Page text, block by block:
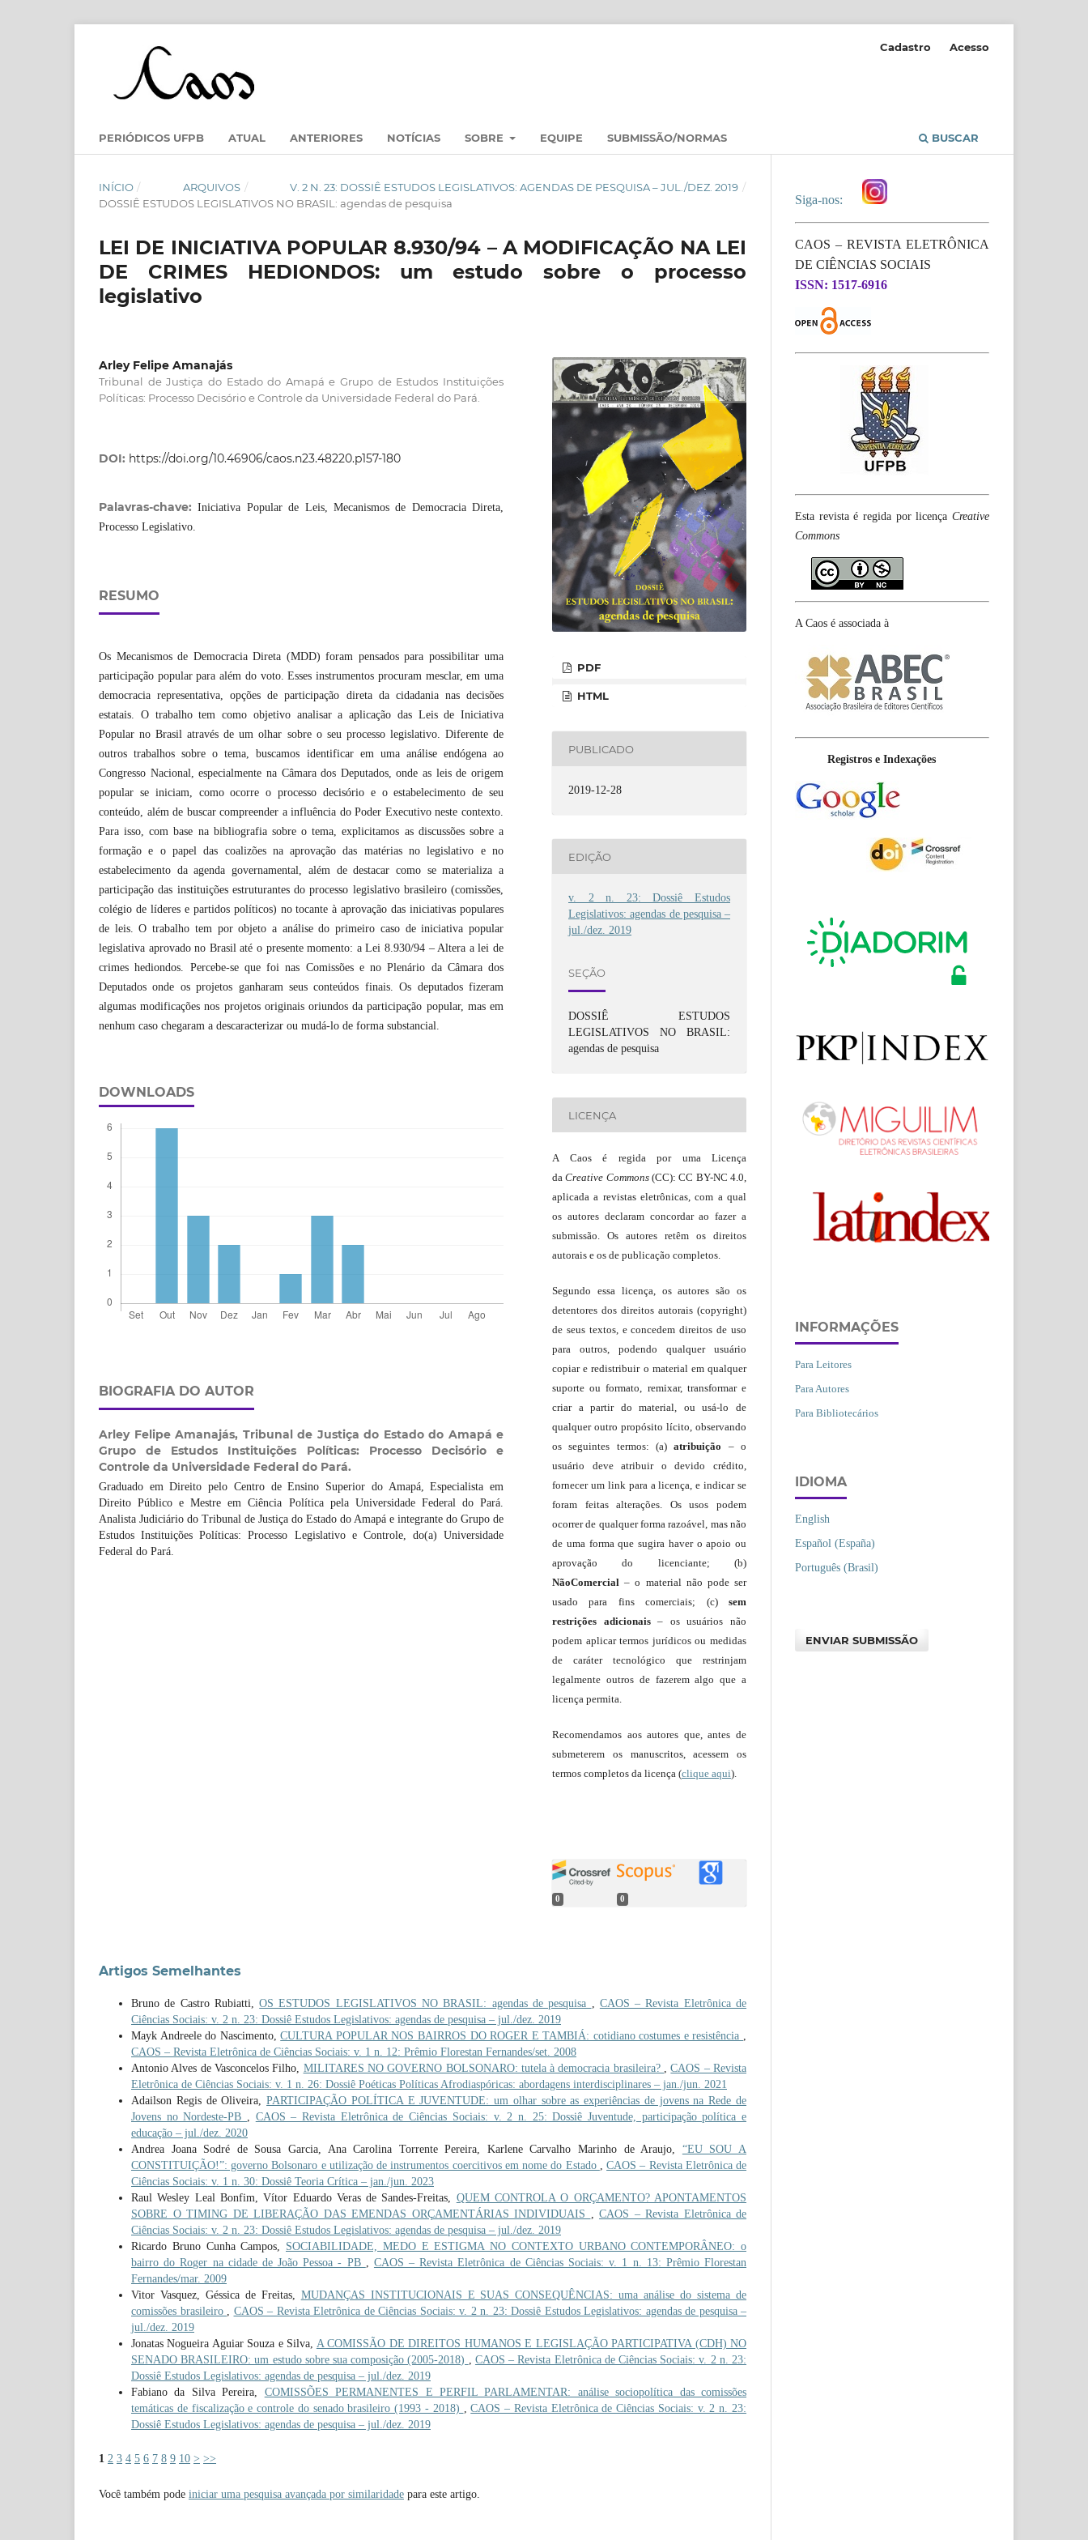
PERIÓDICOS UFPB ATUAL ANTERIORES NOTÍCIAS SOBRE EQUIPE SUBMISSÃO/NORMAS BUSCAR
Cadastro Acesso
INÍCIO / ARQUIVOS / V. 2 N. 23: DOSSIÊ ESTUDOS LEGISLATIVOS: AGENDAS DE PESQUISA – JUL./DEZ. 2019 /
DOSSIÊ ESTUDOS LEGISLATIVOS NO BRASIL: agendas de pesquisa
LEI DE INICIATIVA POPULAR 8.930/94 – A MODIFICAÇÃO NA LEI
DE CRIMES HEDIONDOS: um estudo sobre o processo
legislativo
Arley Felipe Amanajás
Tribunal de Justiça do Estado do Amapá e Grupo de Estudos Instituições
Políticas: Processo Decisório e Controle da Universidade Federal do Pará.
DOI: https://doi.org/10.46906/caos.n23.48220.p157-180
Palavras-chave:Iniciativa Popular de Leis, Mecanismos de Democracia Direta,
Processo Legislativo.
RESUMO
Os Mecanismos de Democracia Direta (MDD) foram pensados para possibilitar uma
participação popular para além do voto. Esses instrumentos procuram mesclar, em uma
democracia representativa, opções de participação direta da cidadania nas decisões
estatais. O trabalho tem como objetivo analisar a aplicação das Leis de Iniciativa
Popular no Brasil através de um olhar sobre o seu processo legislativo. Diferente de
outros trabalhos sobre o tema, buscamos identificar em uma análise endógena ao
Congresso Nacional, especialmente na Câmara dos Deputados, onde as leis de origem
popular se iniciam, como ocorre o processo decisório e o estabelecimento de seu
conteúdo, além de buscar compreender a influência do Poder Executivo neste contexto.
Para isso, com base na bibliografia sobre o tema, explicitamos as discussões sobre a
formação e o papel das coalizões na aprovação das matérias no legislativo e no
estabelecimento da agenda governamental, além de destacar como se materializa a
participação das instituições estruturantes do processo legislativo brasileiro (comissões,
colégio de líderes e partidos políticos) no tocante à aprovação das iniciativas populares
de leis. O trabalho tem por objeto a análise do primeiro caso de iniciativa popular
legislativa aprovado no Brasil até o presente momento: a Lei 8.930/94 – Altera a lei de
crimes hediondos. Percebe-se que foi nas Comissões e no Plenário da Câmara dos
Deputados onde os projetos ganharam seus conteúdos finais. Os deputados fizeram
algumas modificações nos projetos originais oriundos da participação popular, mas em
nenhum caso chegaram a descaracterizar ou mudá-lo de forma substancial.
DOWNLOADS
BIOGRAFIA DO AUTOR
Arley Felipe Amanajás, Tribunal de Justiça do Estado do Amapá e
Grupo de Estudos Instituições Políticas: Processo Decisório e
Controle da Universidade Federal do Pará.
Graduado em Direito pelo Centro de Ensino Superior do Amapá, Especialista em
Direito Público e Mestre em Ciência Política pela Universidade Federal do Pará.
Analista Judiciário do Tribunal de Justiça do Estado do Amapá e integrante do Grupo de
Estudos Instituições Políticas: Processo Legislativo e Controle, do(a) Universidade
Federal do Pará.
PDF
HTML
PUBLICADO
2019-12-28
EDIÇÃO
v. 2 n. 23: Dossiê Estudos
Legislativos: agendas de pesquisa –
jul./dez. 2019
SEÇÃO
DOSSIÊ ESTUDOS
LEGISLATIVOS NO BRASIL:
agendas de pesquisa
LICENÇA
A Caos é regida por uma Licença
daCreative Commons(CC): CC BY-NC 4.0,
aplicada a revistas eletrônicas, com a qual
os autores declaram concordar ao fazer a
submissão. Os autores retêm os direitos
autorais e os de publicação completos.
Segundo essa licença, os autores são os
detentores dos direitos autorais (copyright)
de seus textos, e concedem direitos de uso
para outros, podendo qualquer usuário
copiar e redistribuir o material em qualquer
suporte ou formato, remixar, transformar e
criar a partir do material, ou usá-lo de
qualquer outro propósito lícito, observando
os seguintes termos: (a)atribuição – o
usuário deve atribuir o devido crédito,
fornecer um link para a licença, e indicar se
foram feitas alterações. Os usos podem
ocorrer de qualquer forma razoável, mas não
de uma forma que sugira haver o apoio ou
aprovação do licenciante; (b)
NãoComercial – o material não pode ser
usado para fins comerciais; (c) sem
restrições adicionais– os usuários não
podem aplicar termos jurídicos ou medidas
de caráter tecnológico que restrinjam
legalmente outros de fazerem algo que a
licença permita.
Recomendamos aos autores que, antes de
submeterem os manuscritos, acessem os
termos completos da licença (clique aqui).
0 0
Artigos Semelhantes
Bruno de Castro Rubiatti,OS ESTUDOS LEGISLATIVOS NO BRASIL: agendas de pesquisa
CAOS – Revista Eletrônica de
Ciências Sociais: v. 2 n. 23: Dossiê Estudos Legislativos: agendas de pesquisa – jul./dez. 2019
Mayk Andreele do Nascimento,CULTURA POPULAR NOS BAIRROS DO ROGER E TAMBIÁ: cotidiano costumes e resistência
CAOS – Revista Eletrônica de Ciências Sociais: v. 1 n. 12: Prêmio Florestan Fernandes/set. 2008
Antonio Alves de Vasconcelos Filho, MILITARES NO GOVERNO BOLSONARO: tutela à democracia brasileira? ,CAOS – Revista
Eletrônica de Ciências Sociais: v. 1 n. 26: Dossiê Poéticas Políticas Afrodiaspóricas: abordagens interdisciplinares – jan./jun. 2021
Adailson Regis de Oliveira,PARTICIPAÇÃO POLÍTICA E JUVENTUDE: um olhar sobre as experiências de jovens na Rede de
Jovens no Nordeste-PB
CAOS – Revista Eletrônica de Ciências Sociais: v. 2 n. 25: Dossiê Juventude, participação política e
educação – jul./dez. 2020
Andrea Joana Sodré de Sousa Garcia, Ana Carolina Torrente Pereira, Karlene Carvalho Marinho de Araujo, “EU SOU A
CONSTITUIÇÃO!”: governo Bolsonaro e utilização de instrumentos coercitivos em nome do Estado
,CAOS – Revista Eletrônica de
Ciências Sociais: v. 1 n. 30: Dossiê Teoria Crítica – jan./jun. 2023
Raul Wesley Leal Bonfim, Vítor Eduardo Veras de Sandes-Freitas, QUEM CONTROLA O ORÇAMENTO? APONTAMENTOS
SOBRE O TIMING DE LIBERAÇÃO DAS EMENDAS ORÇAMENTÁRIAS INDIVIDUAIS
CAOS – Revista Eletrônica de
Ciências Sociais: v. 2 n. 23: Dossiê Estudos Legislativos: agendas de pesquisa – jul./dez. 2019
Ricardo Bruno Cunha Campos, SOCIABILIDADE, MEDO E ESTIGMA NO CONTEXTO URBANO CONTEMPORÂNEO: o
bairro do Roger na cidade de João Pessoa - PB
CAOS – Revista Eletrônica de Ciências Sociais: v. 1 n. 13: Prêmio Florestan
Fernandes/mar. 2009
Vitor Vasquez, Géssica de Freitas, MUDANÇAS INSTITUCIONAIS E SUAS CONSEQUÊNCIAS: uma análise do sistema de
comissões brasileiro
CAOS – Revista Eletrônica de Ciências Sociais: v. 2 n. 23: Dossiê Estudos Legislativos: agendas de pesquisa –
jul./dez. 2019
Jonatas Nogueira Aguiar Souza e Silva, A COMISSÃO DE DIREITOS HUMANOS E LEGISLAÇÃO PARTICIPATIVA (CDH) NO
SENADO BRASILEIRO: um estudo sobre sua composição (2005-2018)
CAOS – Revista Eletrônica de Ciências Sociais: v. 2 n. 23:
Dossiê Estudos Legislativos: agendas de pesquisa – jul./dez. 2019
Fabiano da Silva Pereira, COMISSÕES PERMANENTES E PERFIL PARLAMENTAR: análise sociopolítica das comissões
temáticas de fiscalização e controle do senado brasileiro (1993 - 2018)
,CAOS – Revista Eletrônica de Ciências Sociais: v. 2 n. 23:
Dossiê Estudos Legislativos: agendas de pesquisa – jul./dez. 2019
1 2 3 4 5 6 7 8 9 10 > >>
Você também pode iniciar uma pesquisa avançada por similaridade para este artigo.
Siga-nos:
CAOS – REVISTA ELETRÔNICA
DE CIÊNCIAS SOCIAIS
ISSN: 1517-6916
Esta revista é regida por licença Creative
Commons
A Caos é associada à
Registros e Indexações
INFORMAÇÕES
Para Leitores
Para Autores
Para Bibliotecários
IDIOMA
English
Español (España)
Português (Brasil)
ENVIAR SUBMISSÃO